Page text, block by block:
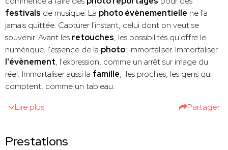
festivals de musique. La photo évènementielle ne l'a
jamais quittée. Capturer l'instant, celui dont on veut se
souvenir. Avant les retouches, les possibilités qu'offre le
numérique, l'essence de la photo: immortaliser. Immortaliser
l'évènement, l'expression, comme un arrêt sur image du
réel. Immortaliser aussi la famille, les proches, les gens qui
comptent, comme un tableau.
Lire plus
Partager
Prestations